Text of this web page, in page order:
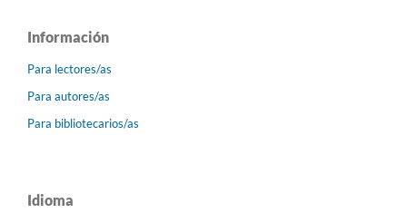
Información
Para lectores/as
Para autores/as
Para bibliotecarios/as
Idioma